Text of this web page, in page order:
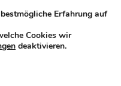
Erfahrung auf
Cookies wir
deaktivieren.